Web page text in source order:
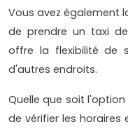
Vous avez également
de prendre un taxi
offre la flexibilité de
d'autres endroits.
Quelle que soit
de vérifier les horaires